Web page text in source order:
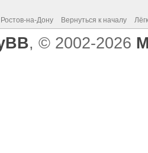
на-Дону Вернуться к началу
, © 2002-2026